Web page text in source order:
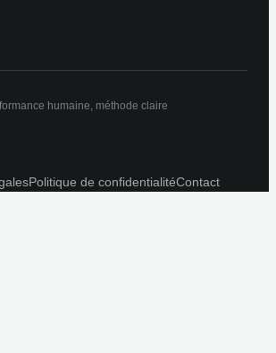
humaine, méthode claire
Politique de confidentialitéContact